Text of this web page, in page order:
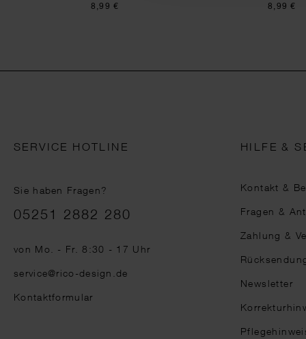
8,99 € 8,99 €
SERVICE HOTLINE
Sie haben Fragen?
Telefonnummer
05251 2882 280
von Mo. - Fr. 8:30 - 17 Uhr
service@rico-design.de
Kontaktformular
HILFE &
Kontakt &
Fragen &
Zahlung &
Newsletter